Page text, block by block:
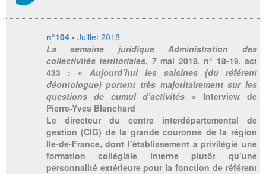
n°104 - Juillet 2018
La semaine juridique Administration des
collectivités territoriales, 7 mai 2018, n° 18-19, act
433 : « Aujourd’hui les saisines (du référent
déontologue) portent très majoritairement sur les
questions de cumul d’activités » Interview de
Pierre-Yves Blanchard
Le directeur du centre interdépartemental de
gestion (CIG) de la grande couronne de la région
Ile-de-France, dont l’établissement a privilégié une
formation collégiale interne plutôt qu’une
personnalité extérieure pour la fonction de référent